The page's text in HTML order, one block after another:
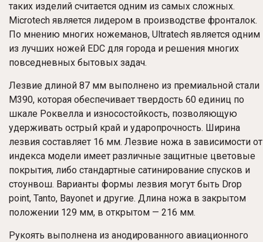
таких изделий считается одним из самых сложных.
Microtech является лидером в производстве фронталок.
По мнению многих ножеманов, Ultratech является одним
из лучших ножей EDC для города и решения многих
повседневных бытовых задач.
Лезвие длиной 87 мм выполнено из премиальной стали
M390, которая обеспечивает твердость 60 единиц по
шкале Роквелла и износостойкость, позволяющую
удерживать острый край и ударопрочность. Ширина
лезвия составляет 16 мм. Лезвие ножа в зависимости от
индекса модели имеет различные защитные цветовые
покрытия, либо стандартные сатинирование спусков и
стоунвош. Варианты формы лезвия могут быть Drop
point, Tanto, Bayonet и другие. Длина ножа в закрытом
положении 129 мм, в открытом — 216 мм.
Рукоять выполнена из анодированного авиационного